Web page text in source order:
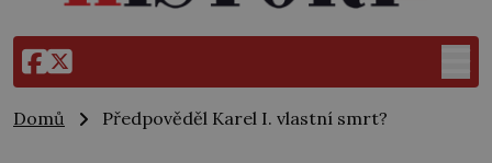
Domů Předpověděl Karel I. vlastní smrt?